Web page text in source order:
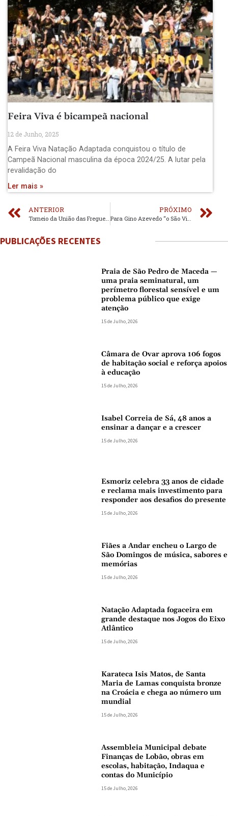
Feira Viva é bicampeã nacional
12 de Junho, 2025
A Feira Viva Natação Adaptada conquistou o título de
Campeã Nacional masculina da época 2024/25. A lutar pela
revalidação do
Ler mais »
ANTERIOR PRÓXIMO
PUBLICAÇÕES RECENTES
Praia de São Pedro de Maceda —
uma praia seminatural, um
perímetro florestal sensível e um
problema público que exige
atenção
15 de Julho, 2026
Câmara de Ovar aprova 106 fogos
de habitação social e reforça apoios
à educação
15 de Julho, 2026
Isabel Correia de Sá, 48 anos a
ensinar a dançar e a crescer
15 de Julho, 2026
Esmoriz celebra 33 anos de cidade
e reclama mais investimento para
responder aos desafios do presente
15 de Julho, 2026
Fiães a Andar encheu o Largo de
São Domingos de música, sabores e
memórias
15 de Julho, 2026
Natação Adaptada fogaceira em
grande destaque nos Jogos do Eixo
Atlântico
15 de Julho, 2026
Karateca Isis Matos, de Santa
Maria de Lamas conquista bronze
na Croácia e chega ao número um
mundial
15 de Julho, 2026
Assembleia Municipal debate
Finanças de Lobão, obras em
escolas, habitação, Indaqua e
contas do Município
15 de Julho, 2026